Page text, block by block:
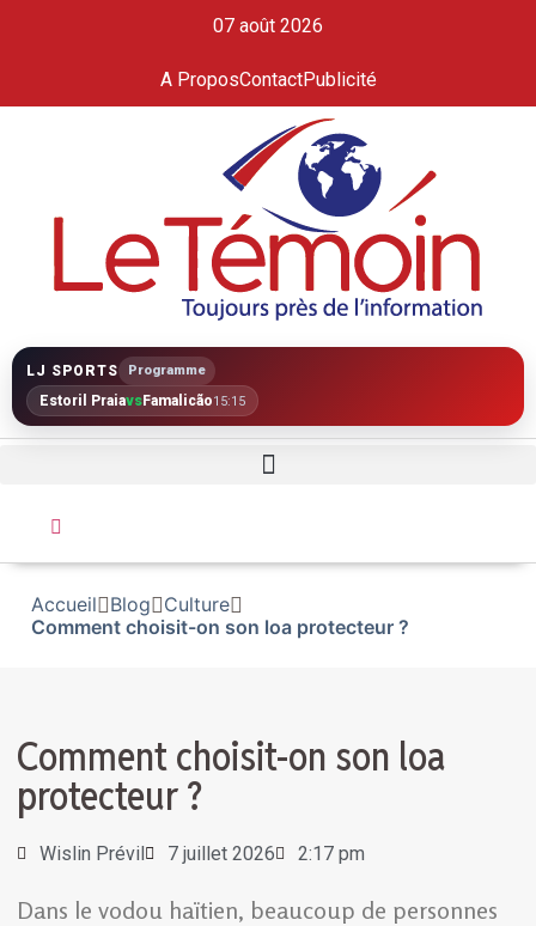
07 août 2026
A ProposContactPublicité
LJ SPORTS Programme
Estoril PraiavsFamalicão15:15
Accueil Blog
Culture
Comment choisit-on son loa protecteur ?
Comment choisit-on son loa
protecteur ?
Wislin Prévil 7 juillet 2026 2:17 pm
Dans le vodou haïtien, beaucoup de personnes